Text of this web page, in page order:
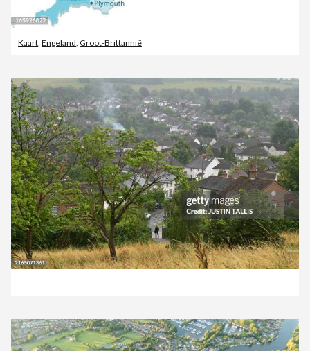
Kaart Engeland Groot-Brittannië